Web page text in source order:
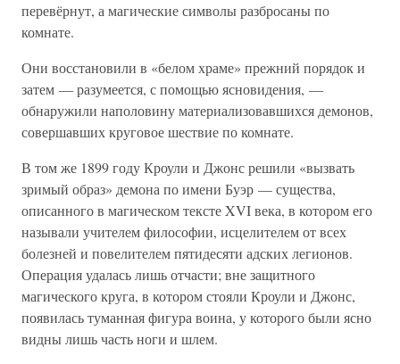
перевёрнут, а магические символы разбросаны по
комнате.
Они восстановили в «белом храме» прежний порядок и
затем — разумеется, с помощью ясновидения, —
обнаружили наполовину материализовавшихся демонов,
совершавших круговое шествие по комнате.
В том же 1899 году Кроули и Джонс решили «вызвать
зримый образ» демона по имени Буэр — существа,
описанного в магическом тексте XVI века, в котором его
называли учителем философии, исцелителем от всех
болезней и повелителем пятидесяти адских легионов.
Операция удалась лишь отчасти; вне защитного
магического круга, в котором стояли Кроули и Джонс,
появилась туманная фигура воина, у которого были ясно
видны лишь часть ноги и шлем.